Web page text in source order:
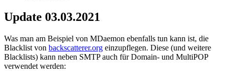
Update 03.03.2021
Was man am Beispiel von MDaemon ebenfalls tun kann ist, die
Blacklist von backscatterer.org einzupflegen. Diese (und weitere
Blacklists) kann neben SMTP auch für Domain- und MultiPOP
verwendet werden: